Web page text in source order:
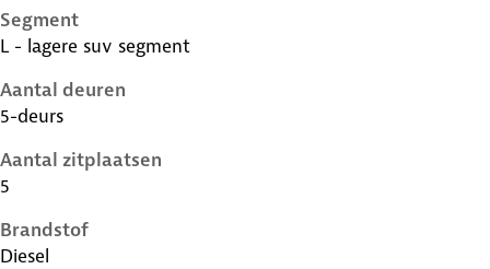
Segment
L - lagere suv segment
Aantal deuren
5-deurs
Aantal zitplaatsen
5
Brandstof
Diesel